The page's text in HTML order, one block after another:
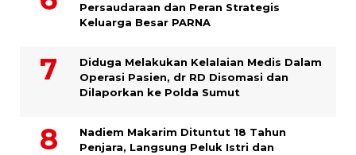
Persaudaraan dan Peran Strategis
Keluarga Besar PARNA
Diduga Melakukan Kelalaian Medis Dalam
Operasi Pasien, dr RD Disomasi dan
Dilaporkan ke Polda Sumut
​Nadiem Makarim Dituntut 18 Tahun
Penjara, Langsung Peluk Istri dan